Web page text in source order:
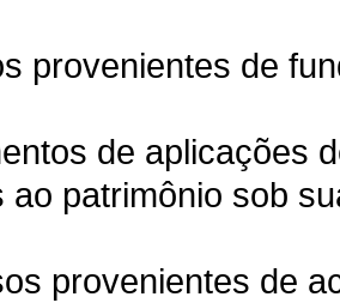
provenientes de
de aplicações
ao patrimônio sob
provenientes de